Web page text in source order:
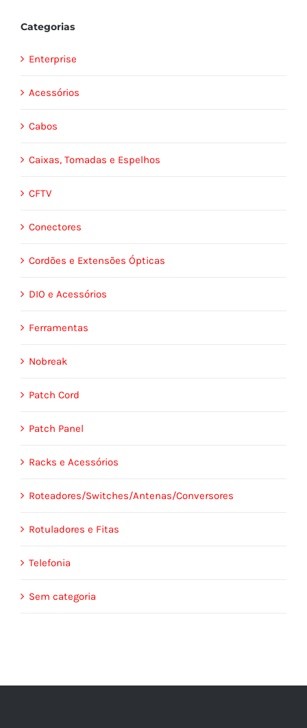
Categorias
Enterprise
Acessórios
Cabos
Caixas, Tomadas e Espelhos
CFTV
Conectores
Cordões e Extensões Ópticas
DIO e Acessórios
Ferramentas
Nobreak
Patch Cord
Patch Panel
Racks e Acessórios
Roteadores/Switches/Antenas/Conversores
Rotuladores e Fitas
Telefonia
Sem categoria